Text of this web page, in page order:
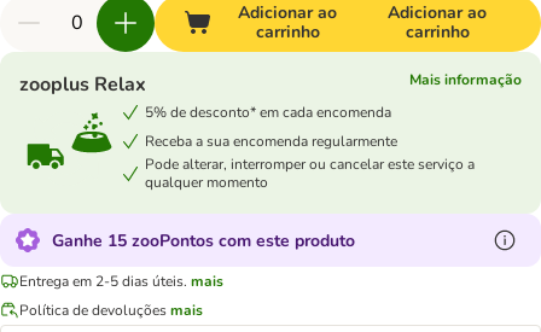
Adicionar ao
carrinho
Adicionar ao
carrinho
zooplus Relax
Mais informação
5% de desconto* em cada encomenda
Receba a sua encomenda regularmente
Pode alterar, interromper ou cancelar este serviço a
qualquer momento
Ganhe 15 zooPontos com este produto
Entrega em 2-5 dias úteis. mais
Política de devoluçõesmais